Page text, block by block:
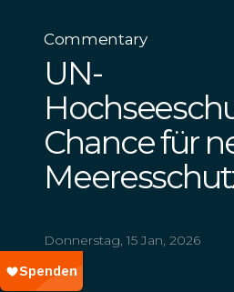
Commentary
UN-
Chance für
Donnerstag, 15 Jan, 2026